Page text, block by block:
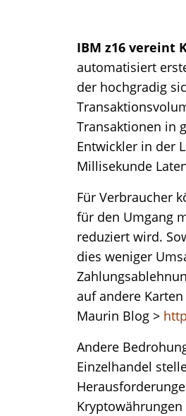
IBM z16 vereint
automatisiert
der hochgradig
Transaktionen in
Entwickler in der
Millisekunde
Für Verbraucher
für den Umgang
reduziert wird.
dies weniger
auf andere
Maurin Blog >
Andere
Einzelhandel